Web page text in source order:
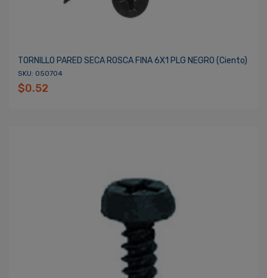
TORNILLO PARED SECA ROSCA FINA 6X1 PLG NEGRO (ciento)
SKU: 050704
$0.52